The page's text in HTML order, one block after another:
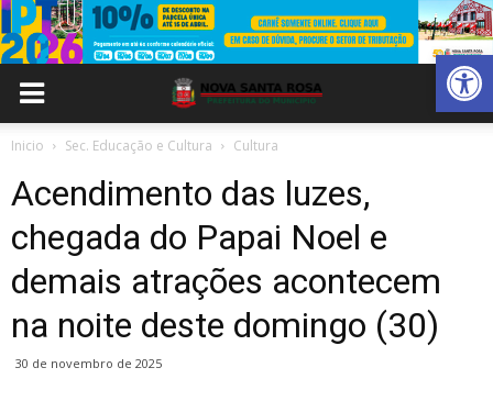
Abrir
Inicio Sec. Educação e Cultura Cultura
Acendimento das luzes,
chegada do Papai Noel e
demais atrações acontecem
na noite deste domingo (30)
30 de novembro de 2025